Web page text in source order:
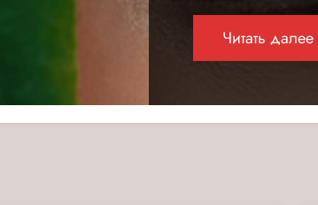
Читать далее